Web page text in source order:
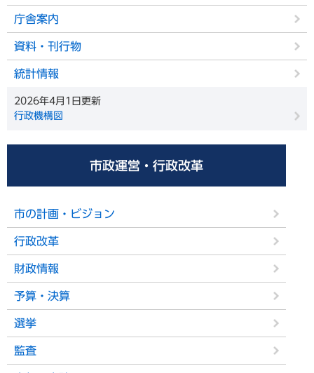
庁舎案内
資料・刊行物
統計情報
2026年4月1日更新
行政機構図
市政運営・行政改革
市の計画・ビジョン
行政改革
財政情報
予算・決算
選挙
監査